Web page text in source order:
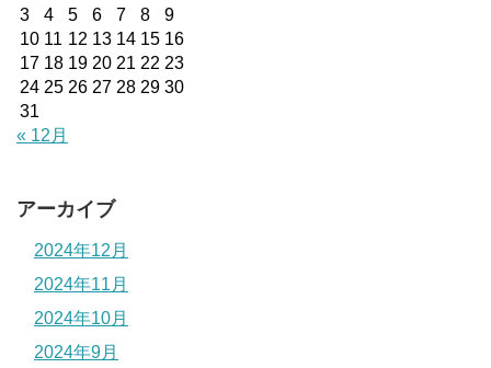
3
4 5 6 7 8
9
10 11 12 13 14 15 16
17 18 19 20 21 22 23
24 25 26 27 28 29 30
31
« 12月
アーカイブ
2024年12月
2024年11月
2024年10月
2024年9月